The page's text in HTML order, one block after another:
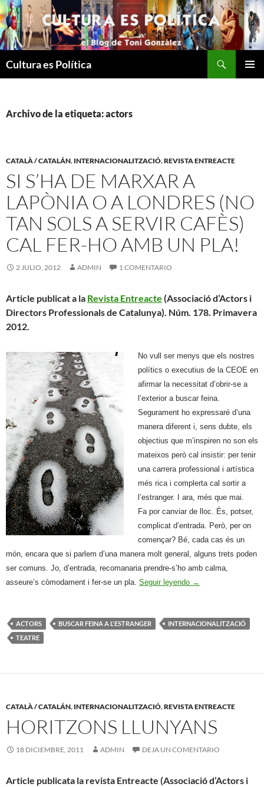
Saltar
al
contenido
Cultura es Política
Archivo de la etiqueta: actors
CATALÀ / CATALÁN, INTERNACIONALITZACIÓ,REVISTA ENTREACTE
SI S’HA DE MARXAR A
LAPÒNIA O A LONDRES (NO
TAN SOLS A SERVIR CAFÈS)
CAL FER-HO AMB UN PLA!
2 JULIO, 2012 ADMIN 1 COMENTARIO
Article publicat a la Revista Entreacte (Associació d’Actors i
Directors Professionals de Catalunya). Núm. 178. Primavera
2012.
No vull ser menys que els nostres
polítics o executius de la CEOE en
afirmar la necessitat d’obrir-se a
l’exterior a buscar feina.
Segurament ho expressaré d’una
manera diferent i, sens dubte, els
objectius que m’inspiren no son els
mateixos però cal insistir: per tenir
una carrera professional i artística
més rica i complerta cal sortir a
l’estranger. I ara, més que mai.
Fa por canviar de lloc. És, potser,
complicat d’entrada. Però, per on
començar? Bé, cada cas és un
món, encara que si parlem d’una manera molt general, alguns trets poden
ser comuns. Jo, d’entrada, recomanaria prendre-s’ho amb calma,
asseure’s còmodament i fer-se un pla. Seguir leyendo →
ACTORS BUSCAR FEINA A L'ESTRANGER
INTERNACIONALITZACIÓ
TEATRE
CATALÀ / CATALÁN, INTERNACIONALITZACIÓ,REVISTA ENTREACTE
HORITZONS LLUNYANS
18 DICIEMBRE, 2011 ADMIN DEJA UN COMENTARIO
Article publicata la revista Entreacte (Associació d’Actors i